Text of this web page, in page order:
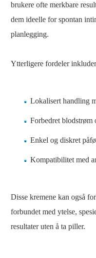
brukere ofte merkbare
dem ideelle for spontan
planlegging.
Ytterligere fordeler
Lokalisert handling
Forbedret blodstrøm
Enkel og diskret
Kompatibilitet med
Disse kremene kan også
forbundet med ytelse,
resultater uten å ta piller.